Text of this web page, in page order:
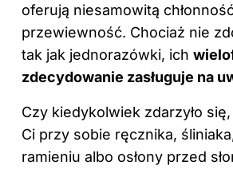
oferują niesamowitą
przewiewność. Chociaż nie
tak jak jednorazówki, ich
zdecydowanie zasługuje na
Czy kiedykolwiek zdarzyło
Ci przy sobie ręcznika,
ramieniu albo osłony przed